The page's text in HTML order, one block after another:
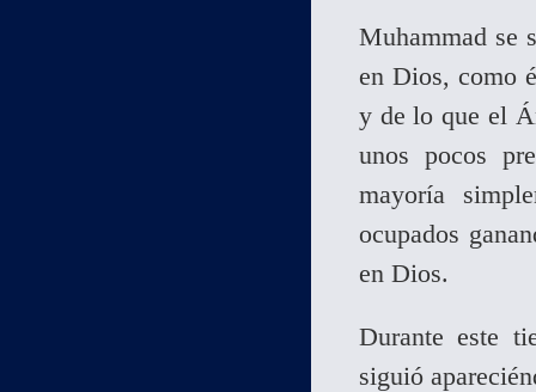
Muhammad se
en Dios, como
y de lo que el
unos pocos
mayoría
ocupados
en Dios.
Durante este
siguió